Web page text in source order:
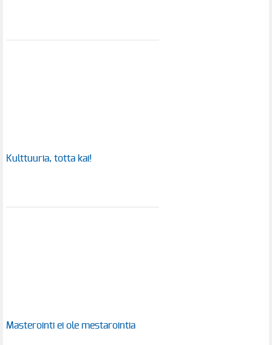
Kulttuuria, totta kai!
Masterointi ei ole mestarointia